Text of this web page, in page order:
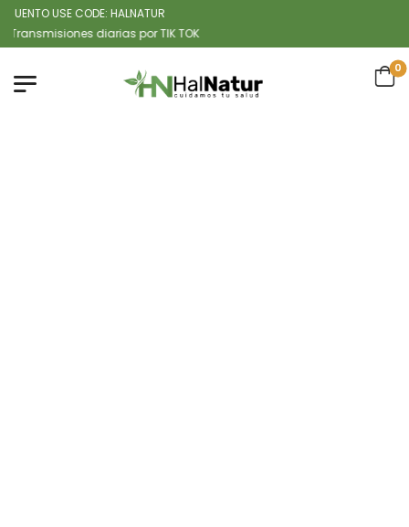
USE CODE: HALNATUR
diarias por TIK TOK
0